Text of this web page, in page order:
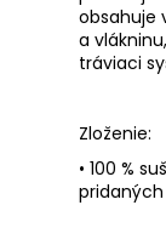
obsahuje
a
tráviaci
Zloženie:
• 100 %